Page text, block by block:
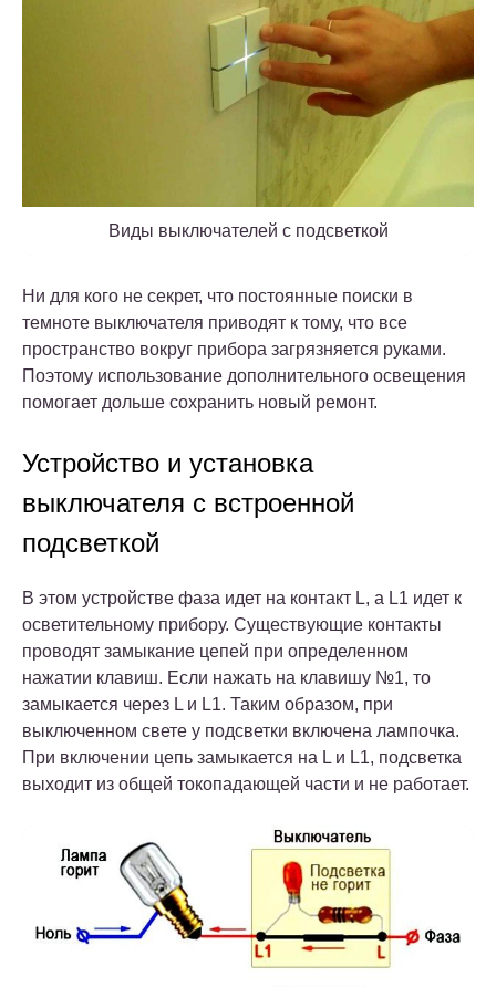
Виды выключателей с подсветкой
Ни для кого не секрет, что постоянные поиски в
темноте выключателя приводят к тому, что все
пространство вокруг прибора загрязняется руками.
Поэтому использование дополнительного освещения
помогает дольше сохранить новый ремонт.
Устройство и установка
выключателя с встроенной
подсветкой
В этом устройстве фаза идет на контакт L, а L1 идет к
осветительному прибору. Существующие контакты
проводят замыкание цепей при определенном
нажатии клавиш. Если нажать на клавишу №1, то
замыкается через L и L1. Таким образом, при
выключенном свете у подсветки включена лампочка.
При включении цепь замыкается на L и L1, подсветка
выходит из общей токопадающей части и не работает.